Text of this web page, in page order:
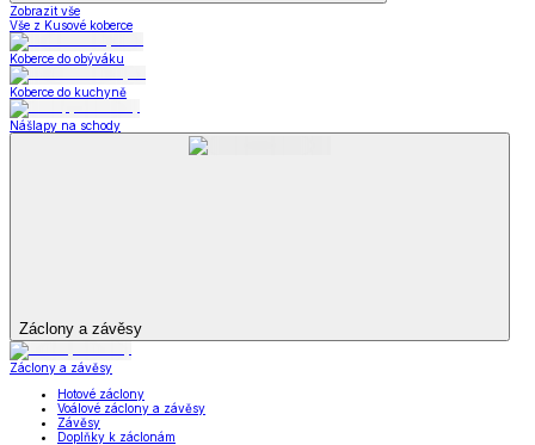
Zobrazit vše
Vše z Kusové koberce
Koberce do obýváku
Koberce do kuchyně
Nášlapy na schody
Záclony a závěsy
Záclony a závěsy
Hotové záclony
Voálové záclony a závěsy
Závěsy
Doplňky k záclonám